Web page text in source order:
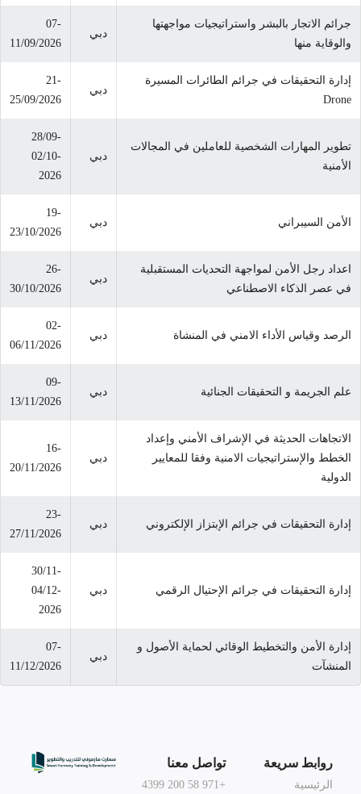
جرائم الاتجار بالبشر واستراتيجيات مواجهتها
والوقاية منها
دبي
07-
11/09/2026
إدارة التحقيقات في جرائم الطائرات المسيرة
Drone
دبي
21-
25/09/2026
تطوير المهارات الشخصية للعاملين في المجالات
الأمنية
دبي
28/09-
02/10-
2026
الأمن السيبراني دبي
19-
23/10/2026
اعداد رجل الأمن لمواجهة التحديات المستقبلية
في عصر الذكاء الاصطناعي
دبي
26-
30/10/2026
الرصد وقياس الأداء الامني في المنشاة دبي
02-
06/11/2026
علم الجريمة و التحقيقات الجنائية دبي
09-
13/11/2026
الاتجاهات الحديثة في الإشراف الأمني وإعداد
الخطط والإستراتيجيات الامنية وفقا للمعايير
الدولية
دبي
16-
20/11/2026
إدارة التحقيقات في جرائم الإبتزاز الإلكتروني دبي
23-
27/11/2026
إدارة التحقيقات في جرائم الإحتيال الرقمي دبي
30/11-
04/12-
2026
إدارة الأمن والتخطيط الوقائي لحماية الأصول و
المنشآت
دبي
07-
11/12/2026
روابط سريعة
الرئيسية
تواصل معنا
+971 58 200 4399